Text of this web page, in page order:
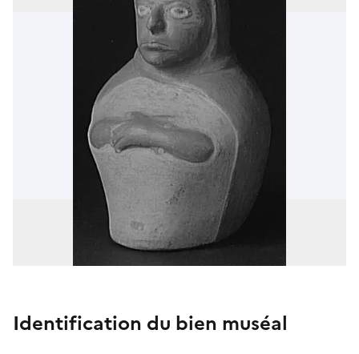
Identification du bien muséal